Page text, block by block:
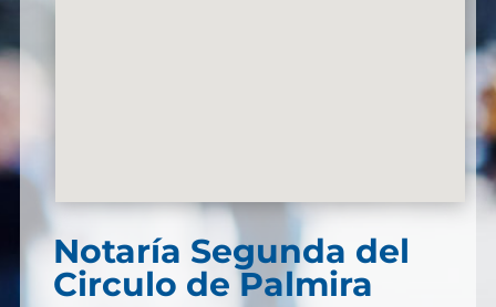
Notaría Segunda del
Circulo de Palmira